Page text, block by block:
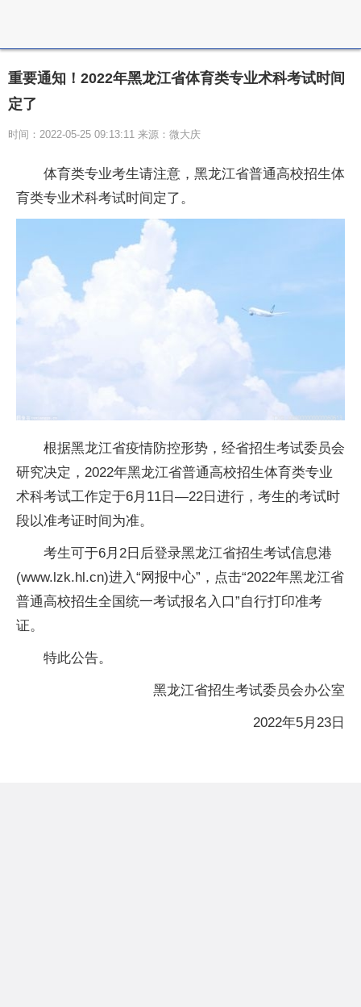
重要通知！2022年黑龙江省体育类专业术科考试时间
定了
时间：2022-05-25 09:13:11 来源：微大庆
体育类专业考生请注意，黑龙江省普通高校招生体
育类专业术科考试时间定了。
根据黑龙江省疫情防控形势，经省招生考试委员会
研究决定，2022年黑龙江省普通高校招生体育类专业
术科考试工作定于6月11日—22日进行，考生的考试时
段以准考证时间为准。
考生可于6月2日后登录黑龙江省招生考试信息港
(www.lzk.hl.cn)进入“网报中心”，点击“2022年黑龙江省
普通高校招生全国统一考试报名入口”自行打印准考
证。
特此公告。
黑龙江省招生考试委员会办公室
2022年5月23日